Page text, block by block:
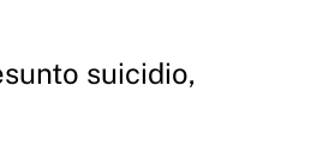
suicidio,